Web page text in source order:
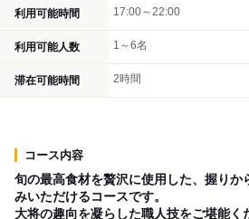
利用可能時間 17:00～22:00
利用可能人数 1～6名
滞在可能時間 2時間
コース内容
旬の最高食材を贅沢に使用した、握りか
みいただけるコースです。
大将の趣向を凝らした職人技をご堪能く